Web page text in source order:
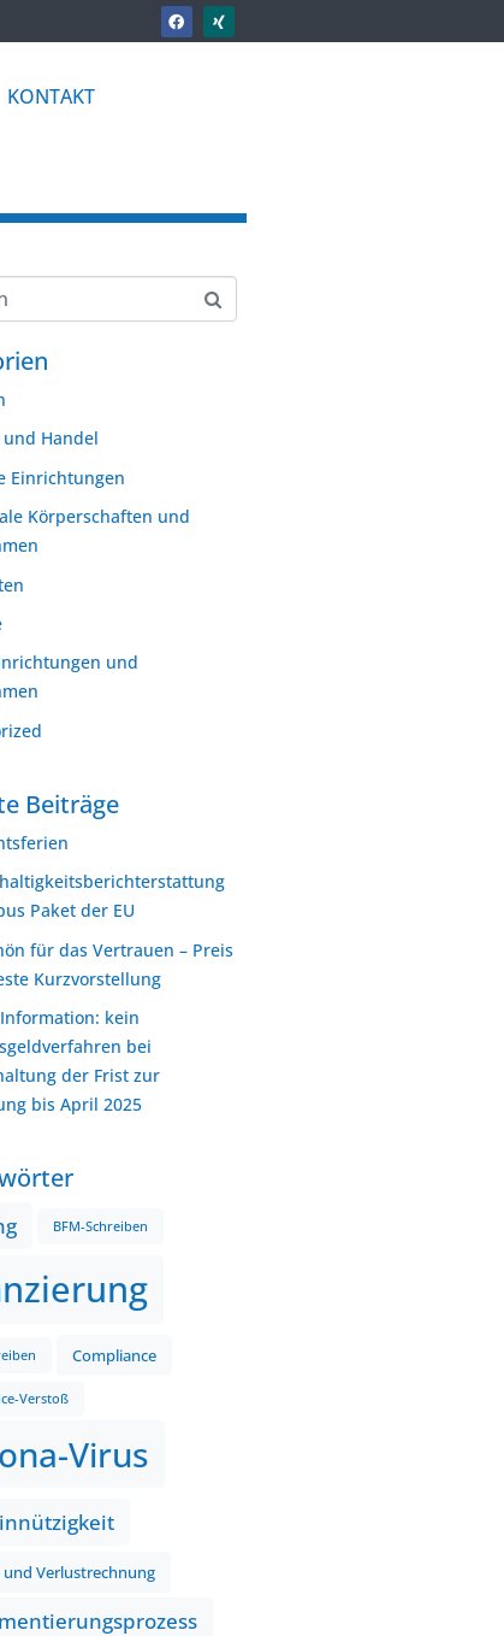
KONTAKT
Handel
Einrichtungen
Körperschaften und
und
Beiträge
Paket der EU
für das Vertrauen – Preis
Kurzvorstellung
kein
bei
der Frist zur
bis April 2025
BFM-Schreiben
Compliance
Verstoß
Virus
und Verlustrechnung